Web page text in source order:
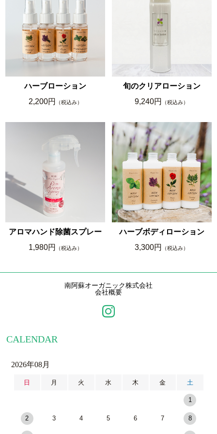
ハーブローション
2,200円
（税込み）
旬のクリアローション
9,240円
（税込み）
アロマハンド除菌スプレー
1,980円
（税込み）
ハーブボディローション
3,300円
（税込み）
南阿蘇オーガニック株式会社
会社概要
CALENDAR
2026年08月
日 月 火 水 木 金 土
1
2 3 4 5 6 7 8